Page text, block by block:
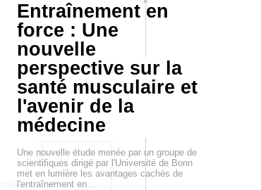
Entraînement en
force : Une
nouvelle
perspective sur la
santé musculaire et
l'avenir de la
médecine
Une nouvelle étude menée par un groupe de
scientifiques dirigé par l'Université de Bonn
met en lumière les avantages cachés de
l'entraînement en…